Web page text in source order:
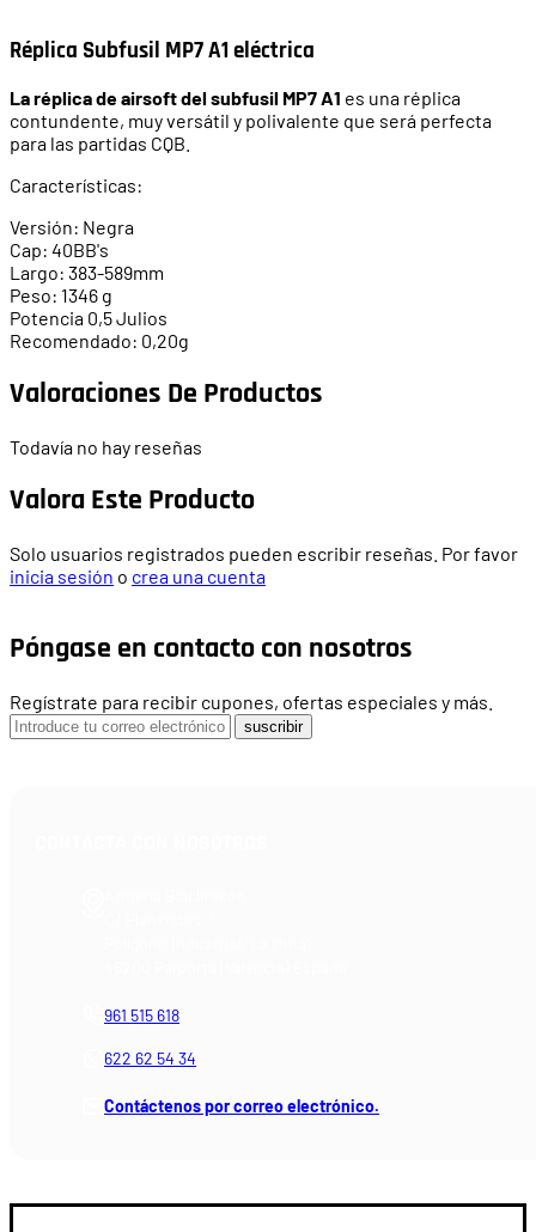
Réplica Subfusil MP7 A1 eléctrica
La réplica de airsoft del subfusil MP7 A1 es una réplica
contundente, muy versátil y polivalente que será perfecta
para las partidas CQB.
Características:
Versión: Negra
Cap: 40BB's
Largo: 383-589mm
Peso: 1346 g
Potencia 0,5 Julios
Recomendado: 0,20g
Valoraciones De Productos
Todavía no hay reseñas
Valora Este Producto
Solo usuarios registrados pueden escribir reseñas. Por favor
inicia sesión o crea una cuenta
Póngase en contacto con nosotros
Regístrate para recibir cupones, ofertas especiales y más.
suscribir
961 515 618
622 62 54 34
Contáctenos por correo electrónico.